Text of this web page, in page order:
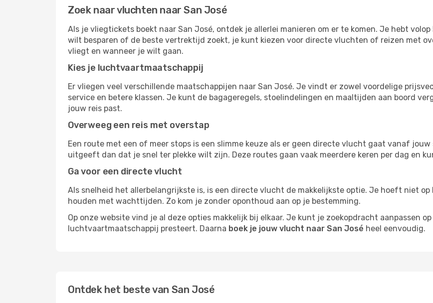
Zoek naar vluchten naar San José
Als je vliegtickets boekt naar San José, ontdek je allerlei manieren om er te komen. Je hebt
wilt besparen of de beste vertrektijd zoekt, je kunt kiezen voor directe vluchten of reizen met
vliegt en wanneer je wilt gaan.
Kies je luchtvaartmaatschappij
Er vliegen veel verschillende maatschappijen naar San José. Je vindt er zowel voordelige
service en betere klassen. Je kunt de bagageregels, stoelindelingen en maaltijden aan boord
jouw reis past.
Overweeg een reis met overstap
Een route met een of meer stops is een slimme keuze als er geen directe vlucht gaat vanaf
uitgeeft dan dat je snel ter plekke wilt zijn. Deze routes gaan vaak meerdere keren per dag en
Ga voor een directe vlucht
Als snelheid het allerbelangrijkste is, is een directe vlucht de makkelijkste optie. Je hoeft niet
houden met wachttijden. Zo kom je zonder oponthoud aan op je bestemming.
Op onze website vind je al deze opties makkelijk bij elkaar. Je kunt je zoekopdracht aanpassen
luchtvaartmaatschappij presteert. Daarna boek je jouw vlucht naar San José heel eenvoudig.
Ontdek het beste van San José